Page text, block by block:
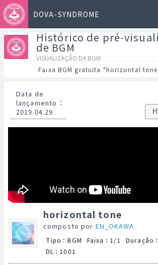
DOVA-SYNDROME
Histórico de pré-
de BGM
VISUALIZAÇÃO DA BGM
Faixa BGM gratuita "horizontal
Data de
lançamento ：
2019.04.29
horizontal tone
composto por EN_OKAWA
Tipo ： BGM Faixa ： 1/1 Duração ：
DL ： 1001